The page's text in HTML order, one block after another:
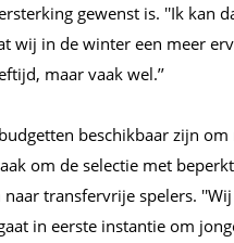
gewenst is. ''Ik kan
wij in de winter een meer
maar vaak wel.’’
beschikbaar zijn
om de selectie met
transfervrije spelers.
in eerste instantie om